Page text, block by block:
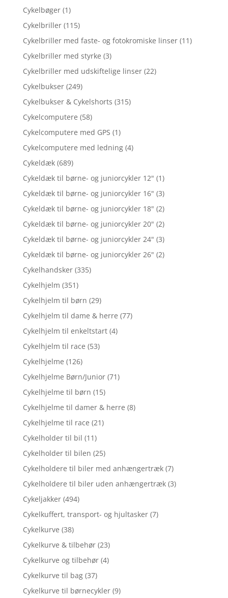
Cykelbøger (1)
Cykelbriller (115)
Cykelbriller med faste- og fotokromiske linser (11)
Cykelbriller med styrke (3)
Cykelbriller med udskiftelige linser (22)
Cykelbukser (249)
Cykelbukser & Cykelshorts (315)
Cykelcomputere (58)
Cykelcomputere med GPS (1)
Cykelcomputere med ledning (4)
Cykeldæk (689)
Cykeldæk til børne- og juniorcykler 12" (1)
Cykeldæk til børne- og juniorcykler 16" (3)
Cykeldæk til børne- og juniorcykler 18" (2)
Cykeldæk til børne- og juniorcykler 20" (2)
Cykeldæk til børne- og juniorcykler 24" (3)
Cykeldæk til børne- og juniorcykler 26" (2)
Cykelhandsker (335)
Cykelhjelm (351)
Cykelhjelm til børn (29)
Cykelhjelm til dame & herre (77)
Cykelhjelm til enkeltstart (4)
Cykelhjelm til race (53)
Cykelhjelme (126)
Cykelhjelme Børn/Junior (71)
Cykelhjelme til børn (15)
Cykelhjelme til damer & herre (8)
Cykelhjelme til race (21)
Cykelholder til bil (11)
Cykelholder til bilen (25)
Cykelholdere til biler med anhængertræk (7)
Cykelholdere til biler uden anhængertræk (3)
Cykeljakker (494)
Cykelkuffert, transport- og hjultasker (7)
Cykelkurve (38)
Cykelkurve & tilbehør (23)
Cykelkurve og tilbehør (4)
Cykelkurve til bag (37)
Cykelkurve til børnecykler (9)